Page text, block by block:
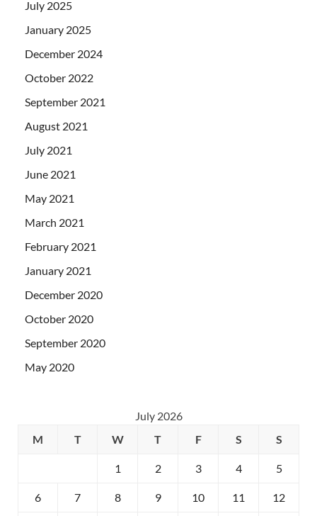
July 2025
January 2025
December 2024
October 2022
September 2021
August 2021
July 2021
June 2021
May 2021
March 2021
February 2021
January 2021
December 2020
October 2020
September 2020
May 2020
July 2026
M
T W T F S S
1 2 3 4 5
6 7 8 9 10 11 12